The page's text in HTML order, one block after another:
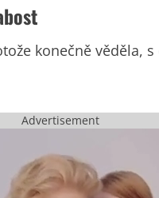
konečně věděla,
Advertisement